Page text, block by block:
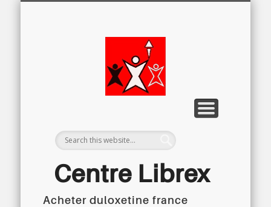
Centre Librex
Acheter duloxetine france